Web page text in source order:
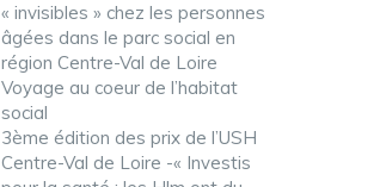
« invisibles » chez les personnes
âgées dans le parc social en
région Centre-Val de Loire
Voyage au coeur de l’habitat
social
3ème édition des prix de l’USH
Centre-Val de Loire -« Investis